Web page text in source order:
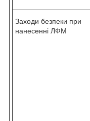
Заходи безпеки при
нанесенні ЛФМ